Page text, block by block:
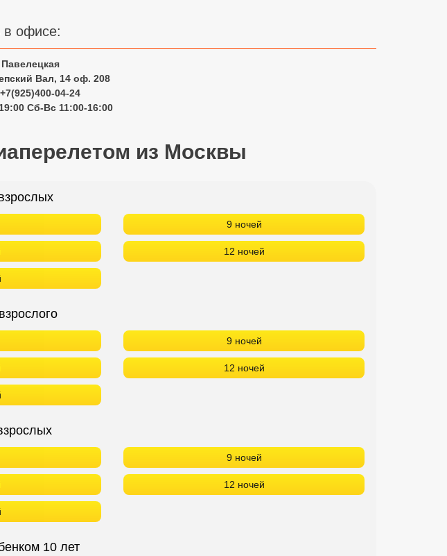
в офисе:
Павелецкая
Вал, 14 оф. 208
04-24
Сб-Вс 11:00-16:00
из Москвы
9 ночей
12 ночей
9 ночей
12 ночей
9 ночей
12 ночей
10 лет